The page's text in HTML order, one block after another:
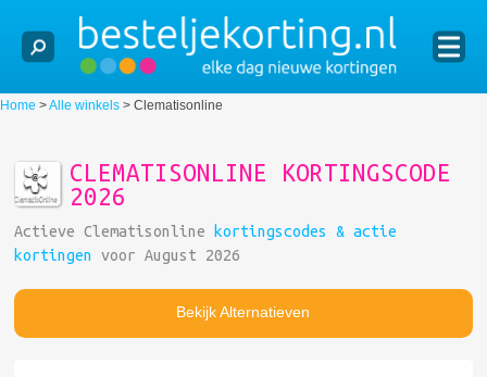
Home >Alle winkels > Clematisonline
CLEMATISONLINE KORTINGSCODE
2026
Actieve Clematisonline kortingscodes & actie
kortingen
voor August 2026
Bekijk Alternatieven